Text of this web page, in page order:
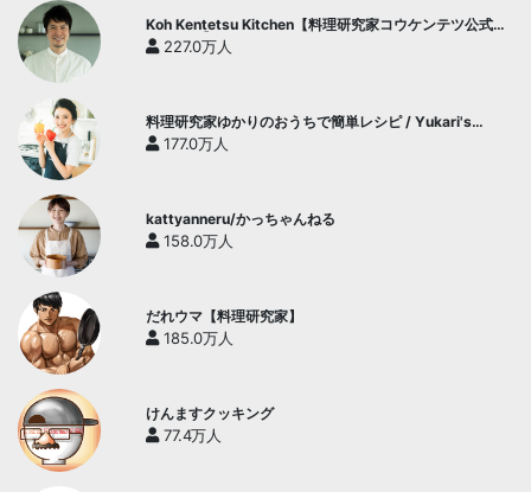
Koh Kentetsu Kitchen【料理研究家コウケンテツ公式チ
ャンネル】
227.0万人
料理研究家ゆかりのおうちで簡単レシピ / Yukari's
Kitchen
177.0万人
kattyanneru/かっちゃんねる
158.0万人
だれウマ【料理研究家】
185.0万人
けんますクッキング
77.4万人